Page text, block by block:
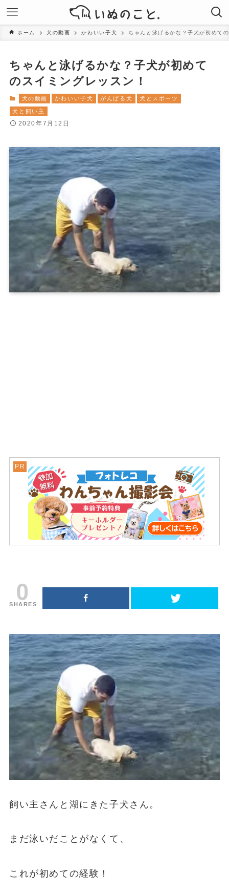
ホーム 犬の動画 かわいい子犬 ちゃんと泳げるかな？子犬が初めて
ちゃんと泳げるかな？子犬が初めて
のスイミングレッスン！
犬の動画 かわいい子犬 がんばる犬 犬とスポーツ
犬と飼い主
2020年7月12日
0
SHARES
飼い主さんと湖にきた子犬さん。
まだ泳いだことがなくて、
これが初めての経験！